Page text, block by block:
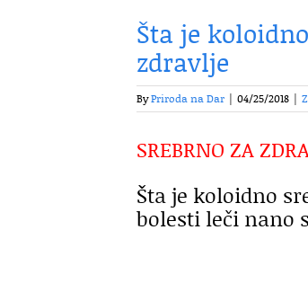
Šta je
zdravlje
ByPriroda na Dar | 04/25/2018 |
SREBRNO ZA
Šta je koloidno
bolesti leči nano